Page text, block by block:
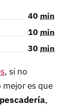
40 min
10 min
30 min
, si no
es que
,